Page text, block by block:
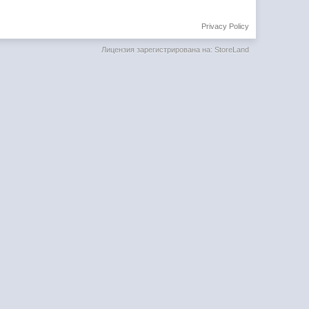
Privacy Policy
Лицензия зарегистрирована на: StoreLand